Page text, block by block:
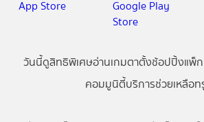
วันนี้ดูสิทธิพิเศษอ่านเกมตาตั้งช้อปปิ้งแพ็
คอมมูนิตี้บริการช่วยเหลือท